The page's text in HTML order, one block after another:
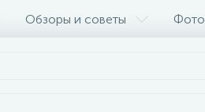
Обзоры и советы